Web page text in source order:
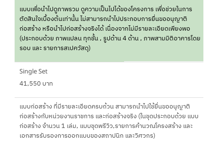
แบบเพื่อนำไปดูภาพรวม ดูความเป็นไปได้ของโครงการ เพื่อช่วยในการ
ตัดสินใจเบื้องต้นเท่านั้น ไม่สามารถนำไปประกอบการยื่นขออนุญาติ
ก่อสร้าง หรือนำไปก่อสร้างจริงได้ เนื่องจากไม่มีรายละเอียดเพียงพอ
(ประกอบด้วย ภาพแปลน ทุกชั้น , รูปด้าน 4 ด้าน , ภาพสามมิติอาคารโดย
รอบ และ รายการสเปควัสดุ)
Single Set
41,550 บาท
แบบก่อสร้าง ที่มีรายละเอียดครบถ้วน สามารถนำไปใช้ยื่นขออนุญาติ
ก่อสร้างกับหน่วยงานราชการ และก่อสร้างจริง (ในชุดประกอบด้วย แบบ
ก่อสร้าง จำนวน 1 เล่ม, แบบชุดพรีวิว,รายการคำนวณโครงสร้าง และ
เอกสารรับรองการออกแบบของสถาปนิก และวิศวกร)